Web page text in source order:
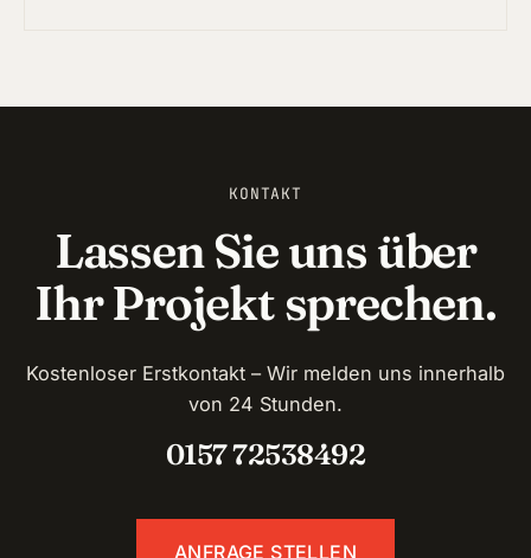
KONTAKT
Lassen Sie uns über
Ihr Projekt sprechen.
Kostenloser Erstkontakt – Wir melden uns innerhalb
von 24 Stunden.
0157 72538492
ANFRAGE STELLEN